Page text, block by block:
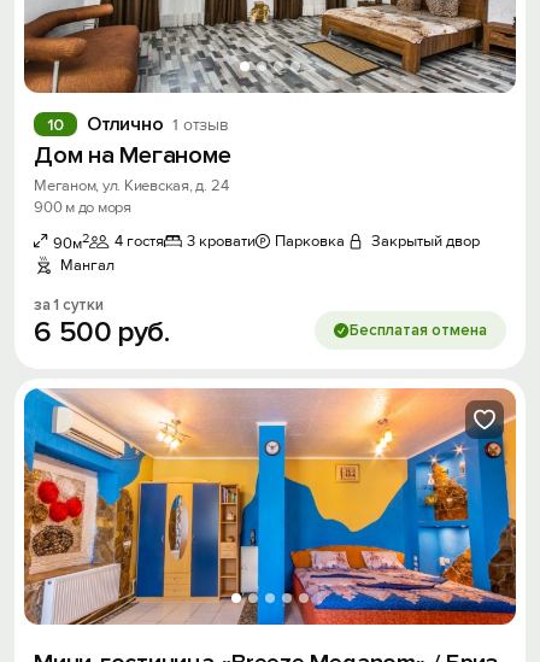
Отлично 1 отзыв
10
Дом на Меганоме
Меганом, ул. Киевская, д. 24
900 м до моря
90м2 4 гостя 3 кровати Парковка
Закрытый двор
Мангал
за 1 сутки
6 500 руб. Бесплатая отмена